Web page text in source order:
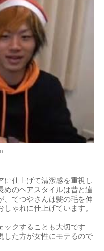
に仕上げて清潔感を重視し
めのヘアスタイルは昔と違
、てつやさんは髪の毛を伸
ゃれに仕上げています。
ックすることも大切です
した方が女性にモテるので